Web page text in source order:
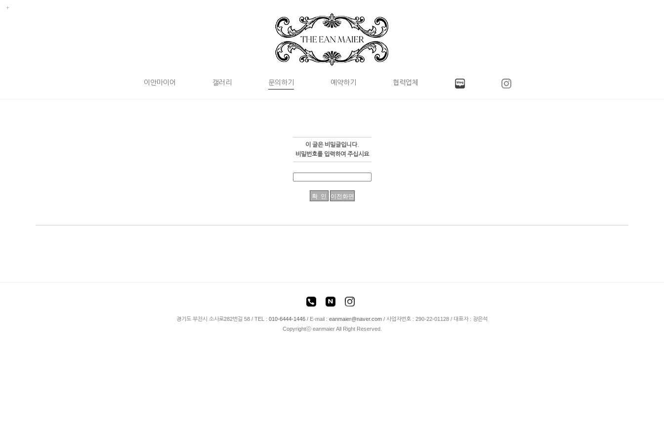
이안마이어 갤러리 문의하기 예약하기 협력업체
이 글은 비밀글입니다.
비밀번호를 입력하여 주십시요
경기도 부천시 소사로282번길 58 / TEL : 010-6444-1446 / E-mail : eanmaier@naver.com / 사업자번호 : 290-22-01128 / 대표자 : 장은석
Copyrightⓒ eanmaier All Right Reserved.